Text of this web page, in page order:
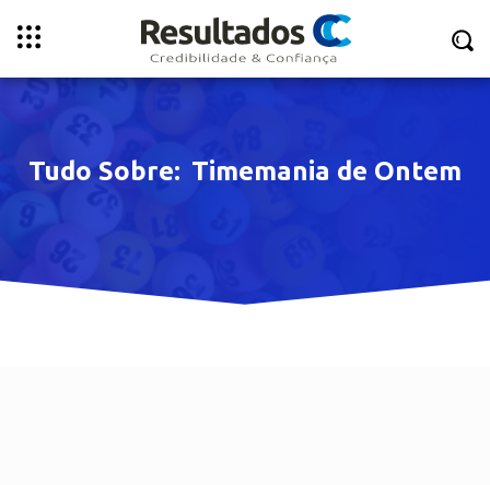
Tudo Sobre: Timemania de Ontem